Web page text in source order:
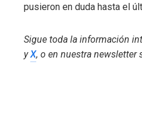
pusieron en duda hasta el
Sigue toda la información
yX, o en nuestra newsletter